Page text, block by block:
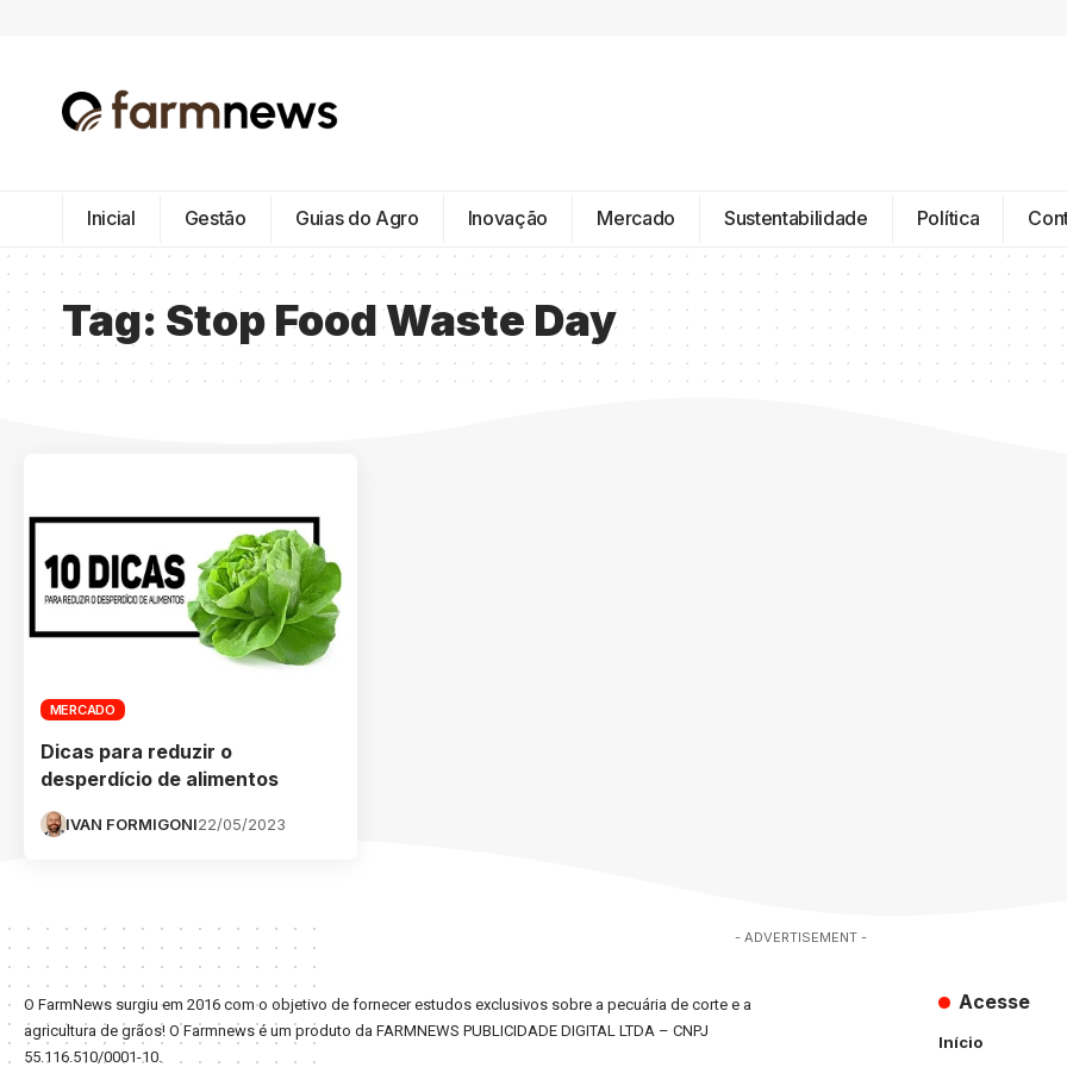
Inicial Gestão Guias do Agro Inovação Mercado Sustentabilidade Política
Tag: Stop Food Waste Day
MERCADO
Dicas para reduzir o
desperdício de alimentos
IVAN FORMIGONI22/05/2023
- ADVERTISEMENT -
O FarmNews surgiu em 2016 com o objetivo de fornecer estudos exclusivos sobre a pecuária de corte e a
agricultura de grãos! O Farmnews é um produto da FARMNEWS PUBLICIDADE DIGITAL LTDA – CNPJ
55.116.510/0001-10.
Acesse
Início